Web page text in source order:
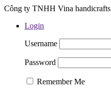
Công ty TNHH Vina handicrafts
Login
Username
Password
Remember Me